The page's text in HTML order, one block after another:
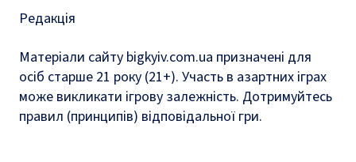
Редакція
Матеріали сайту bigkyiv.com.ua призначені для
осіб старше 21 року (21+). Участь в азартних іграх
може викликати ігрову залежність. Дотримуйтесь
правил (принципів) відповідальної гри.